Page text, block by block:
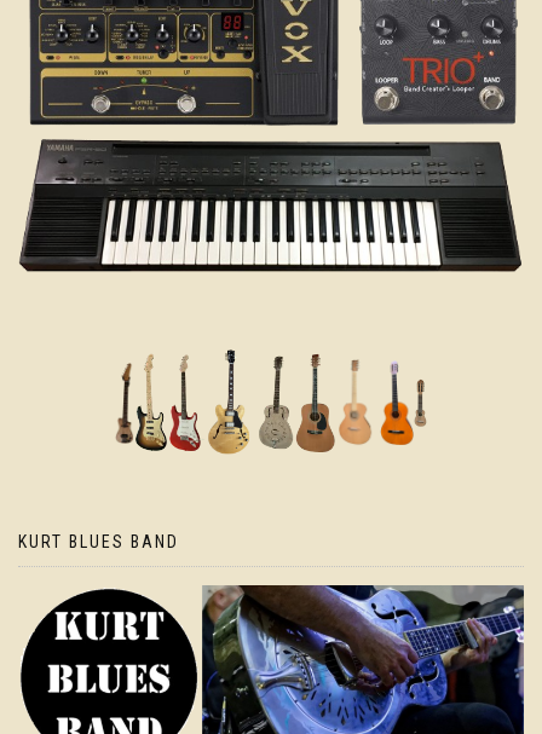
KURT BLUES BAND